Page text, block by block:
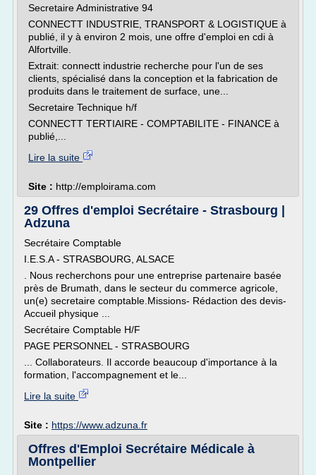
Secretaire Administrative 94
CONNECTT INDUSTRIE, TRANSPORT & LOGISTIQUE à
publié, il y à environ 2 mois, une offre d'emploi en cdi à
Alfortville.
Extrait: connectt industrie recherche pour l'un de ses
clients, spécialisé dans la conception et la fabrication de
produits dans le traitement de surface, une...
Secretaire Technique h/f
CONNECTT TERTIAIRE - COMPTABILITE - FINANCE à
publié,...
Lire la suite
Site : http://emploirama.com
29 Offres d'emploi Secrétaire - Strasbourg |
Adzuna
Secrétaire Comptable
I.E.S.A - STRASBOURG, ALSACE
. Nous recherchons pour une entreprise partenaire basée
près de Brumath, dans le secteur du commerce agricole,
un(e) secretaire comptable.Missions- Rédaction des devis-
Accueil physique ...
Secrétaire Comptable H/F
PAGE PERSONNEL - STRASBOURG
... Collaborateurs. Il accorde beaucoup d'importance à la
formation, l'accompagnement et le...
Lire la suite
Site : https://www.adzuna.fr
Offres d'Emploi Secrétaire Médicale à
Montpellier